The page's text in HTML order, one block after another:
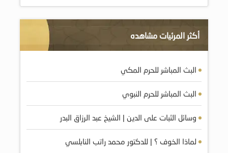
أكثر المرئيات مشاهده
البث المباشر للحرم المكي
البث المباشر للحرم النبوي
وسائل الثبات على الدين | الشيخ عبد الرزاق البدر
لماذا الخوف ؟ | للدكتور محمد راتب النابلسي